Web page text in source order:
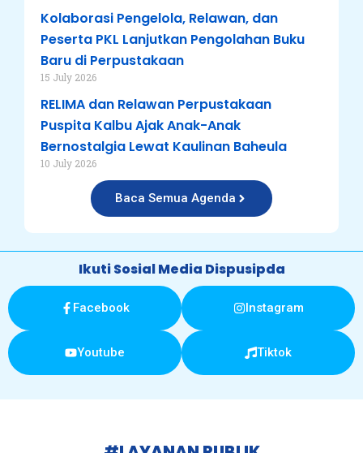
Kolaborasi Pengelola, Relawan, dan
Peserta PKL Lanjutkan Pengolahan Buku
Baru di Perpustakaan
15 July 2026
RELIMA dan Relawan Perpustakaan
Puspita Kalbu Ajak Anak-Anak
Bernostalgia Lewat Kaulinan Baheula
10 July 2026
Baca Semua Agenda
Ikuti Sosial Media Dispusipda
Facebook Instagram
Youtube Tiktok